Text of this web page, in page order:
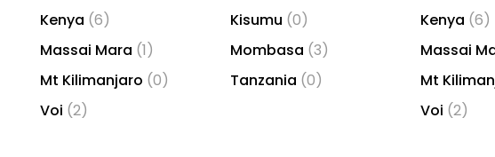
Kenya (6) Kisumu (0)
Massai Mara (1) Mombasa (3)
Mt Kilimanjaro (0) Tanzania (0)
Voi (2)
Kenya (6)
Massai
Mt
Voi (2)